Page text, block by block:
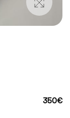
350€